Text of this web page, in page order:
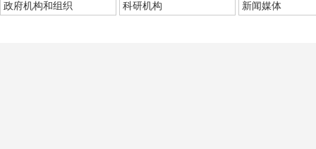
政府机构和组织 科研机构 新闻媒体